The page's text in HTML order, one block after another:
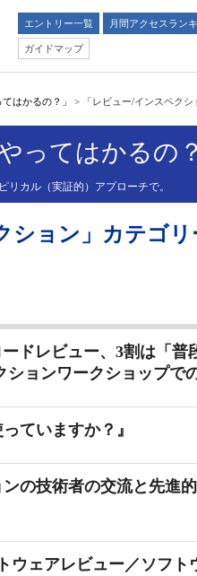
エントリー一覧 月間アクセスラン
ガイドマップ
はかるの？」 > 「レビュー/インスペク
ってはかるの？
カル（実証的）アプローチで。
ション」カテゴリ
ドレビュー、3割は「普
ョンワークショップで
ていますか？』
の技術者の交流と先進
ウェアレビュー／ソフト